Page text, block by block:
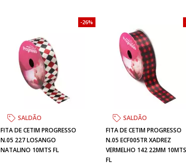
SALDÃO
FITA DE CETIM PROGRESSO
N.05 227 LOSANGO
NATALINO 10MTS FL
26%
SALDÃO
FITA DE CETIM PROGRESSO
N.05 ECF005TR XADREZ
VERMELHO 142 22MM 10MTS
FL